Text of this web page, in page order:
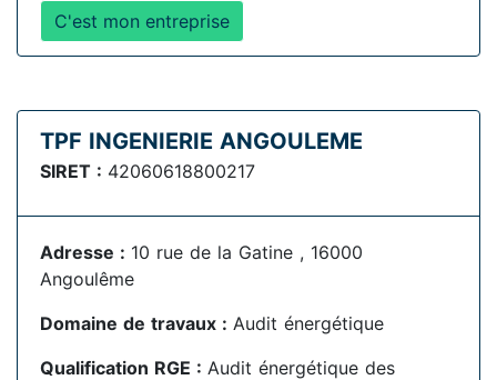
C'est mon entreprise
TPF INGENIERIE ANGOULEME
SIRET : 42060618800217
Adresse : 10 rue de la Gatine , 16000
Angoulême
Domaine de travaux : Audit énergétique
Qualification RGE : Audit énergétique des